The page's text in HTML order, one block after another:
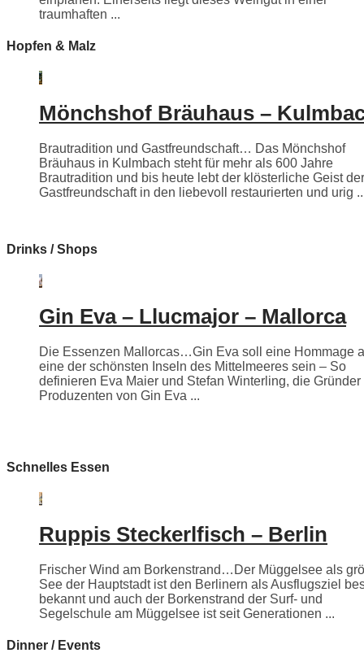
traumhaften ...
Hopfen & Malz
Mönchshof Bräuhaus –
Brautradition und Gastfreundschaft… Das Mönchshof
Bräuhaus in Kulmbach steht für mehr als 600 Jahre
Brautradition und bis heute lebt der klösterliche Geist der
Gastfreundschaft in den liebevoll restaurierten und urig
Drinks / Shops
Gin Eva – Llucmajor – Mallorca
Die Essenzen Mallorcas…Gin Eva soll eine Hommage
eine der schönsten Inseln des Mittelmeeres sein – So
definieren Eva Maier und Stefan Winterling, die Gründer
Produzenten von Gin Eva ...
Schnelles Essen
Ruppis Steckerlfisch – Berlin
Frischer Wind am Borkenstrand…Der Müggelsee als
See der Hauptstadt ist den Berlinern als Ausflugsziel
bekannt und auch der Borkenstrand der Surf- und
Segelschule am Müggelsee ist seit Generationen ...
Dinner / Events